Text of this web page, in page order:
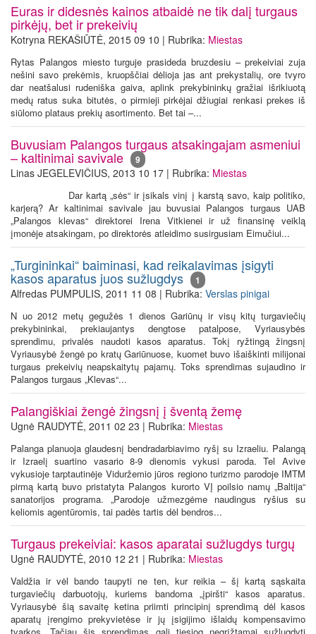
Euras ir didesnės kainos atbaidė ne tik dalį turgaus
pirkėjų, bet ir prekeivių
Kotryna REKAŠIŪTĖ, 2015 09 10 | Rubrika: Miestas
Rytas Palangos miesto turguje prasideda bruzdesiu – prekeiviai zuja
nešini savo prekėmis, kruopščiai dėlioja jas ant prekystalių, ore tvyro
dar neatšalusi rudeniška gaiva, aplink prekybininkų gražiai išrikiuotą
medų ratus suka bitutės, o pirmieji pirkėjai džiugiai renkasi prekes iš
siūlomo plataus prekių asortimento. Bet tai –...
Buvusiam Palangos turgaus atsakingajam asmeniui
– kaltinimai savivale 9
Linas JEGELEVIČIUS, 2013 10 17 | Rubrika: Miestas
Dar kartą „sės“ ir įsikals vinį į karstą savo, kaip politiko,
karjerą? Ar kaltinimai savivale jau buvusiai Palangos turgaus UAB
„Palangos klevas“ direktorei Irena Vitkienei ir už finansinę veiklą
įmonėje atsakingam, po direktorės atleidimo susirgusiam Eimučiui...
„Turgininkai“ baiminasi, kad reikalavimas įsigyti
kasos aparatus juos sužlugdys 1
Alfredas PUMPULIS, 2011 11 08 | Rubrika: Verslas pinigai
N uo 2012 metų gegužės 1 dienos Gariūnų ir visų kitų turgaviečių
prekybininkai, prekiaujantys dengtose patalpose, Vyriausybės
sprendimu, privalės naudoti kasos aparatus. Tokį ryžtingą žingsnį
Vyriausybė žengė po kratų Gariūnuose, kuomet buvo išaiškinti milijonai
turgaus prekeivių neapskaitytų pajamų. Toks sprendimas sujaudino ir
Palangos turgaus „Klevas“...
Palangiškiai žengė žingsnį į šventą žemę
Ugnė RAUDYTĖ, 2011 02 23 | Rubrika: Miestas
Palanga planuoja glaudesnį bendradarbiavimo ryšį su Izraeliu. Palangą
ir Izraelį suartino vasario 8-9 dienomis vykusi paroda. Tel Avive
vykusioje tarptautinėje Viduržemio jūros regiono turizmo parodoje IMTM
pirmą kartą buvo pristatyta Palangos kurorto VĮ poilsio namų „Baltija“
sanatorijos programa. „Parodoje užmezgėme naudingus ryšius su
keliomis agentūromis, tai padės tartis dėl bendros...
Turgaus prekeiviai: kasos aparatai sužlugdys turgų
Ugnė RAUDYTĖ, 2010 12 21 | Rubrika: Miestas
Valdžia ir vėl bando taupyti ne ten, kur reikia – šį kartą sąskaita
turgaviečių darbuotojų, kuriems bandoma „įpiršti“ kasos aparatus.
Vyriausybė šią savaitę ketina priimti principinį sprendimą dėl kasos
aparatų įrengimo prekyvietėse ir jų įsigijimo išlaidų kompensavimo
tvarkos. Tačiau šis sprendimas gali tiesiog negrįžtamai sužlugdyti